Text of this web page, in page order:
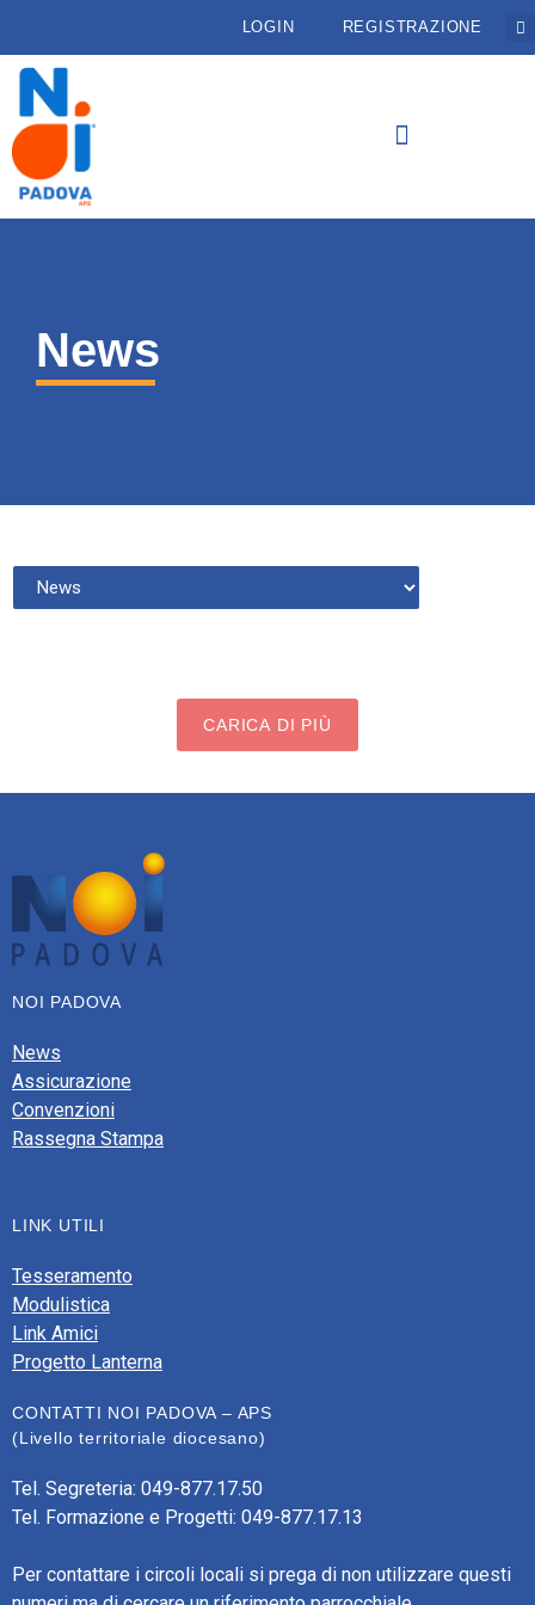
LOGIN REGISTRAZIONE
News
CARICA DI PIÙ
NOI PADOVA
News
Assicurazione
Convenzioni
Rassegna Stampa
LINK UTILI
Tesseramento
Modulistica
Link Amici
Progetto Lanterna
CONTATTI NOI PADOVA – APS
(Livello territoriale diocesano)
Tel. Segreteria: 049-877.17.50
Tel. Formazione e Progetti: 049-877.17.13
Per contattare i circoli locali si prega di non utilizzare questi